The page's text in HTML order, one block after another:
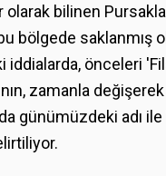
olarak bilinen
bölgede saklanmış
iddialarda, önceleri
zamanla
günümüzdeki adı